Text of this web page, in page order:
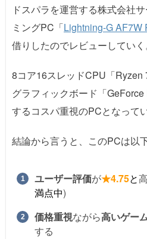
ドスパラを運営する株式会社
ミングPC「Lightning-G AF7W
借りしたのでレビューしていく
8コア16スレッドCPU「Ryzen
グラフィックボード「
するコスパ重視のPCとなってい
結論から言うと、このPCは以
ユーザー評価が★4.75と
満点中)
価格重視ながら高いゲー
する